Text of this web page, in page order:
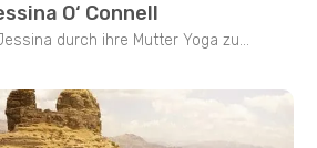
O‘ Connell
durch ihre Mutter Yoga zu...